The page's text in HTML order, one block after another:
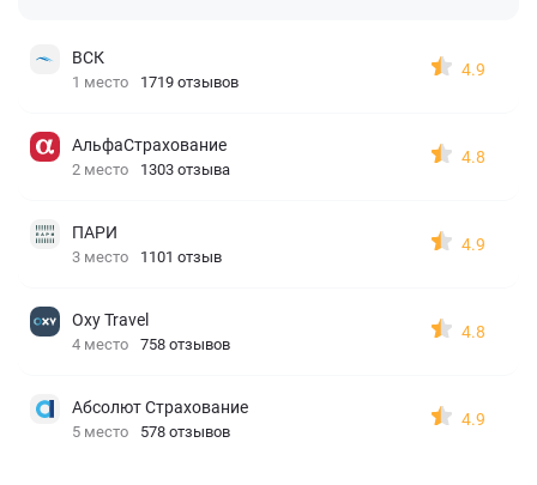
ВСК
1 место 1719 отзывов
4.9
АльфаСтрахование
2 место 1303 отзыва
4.8
ПАРИ
3 место 1101 отзыв
4.9
Oxy Travel
4 место 758 отзывов
4.8
Абсолют Страхование
5 место 578 отзывов
4.9